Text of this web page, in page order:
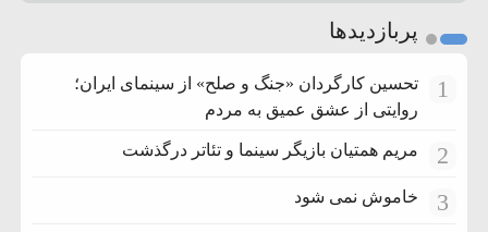
پربازدیدها
1
تحسین کارگردان «جنگ و صلح» از سینمای ایران؛
روایتی از عشق عمیق به مردم
2 مریم همتیان بازیگر سینما و تئاتر درگذشت
3 خاموش نمی شود